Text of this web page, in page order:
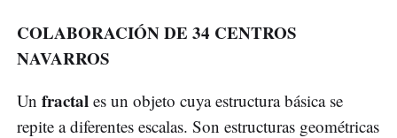
COLABORACIÓN DE 34 CENTROS
NAVARROS
Un fractal es un objeto cuya estructura básica se
repite a diferentes escalas. Son estructuras geométricas